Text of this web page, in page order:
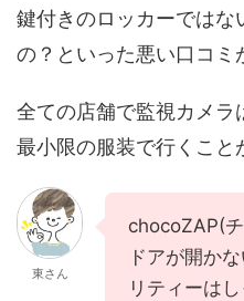
鍵付きのロッカーではな
の？といった悪い口コミ
全ての店舗で監視カメラ
最小限の服装で行くこと
東さん
chocoZAP(
ドアが開か
リティーは